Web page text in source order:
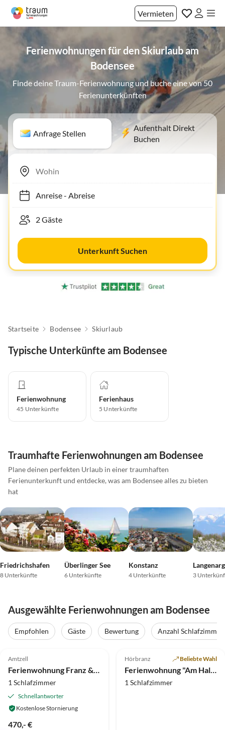
Vermieten
Ferienwohnungen für den Skiurlaub am
Bodensee
Finde deine Traum-Ferienwohnung und buche eine von 50
Ferienunterkünften
Anfrage Stellen
Aufenthalt Direkt
Buchen
Anreise- Abreise
Unterkunft Suchen
Startseite Bodensee Skiurlaub
Typische Unterkünfte am Bodensee
Ferienwohnung
45 Unterkünfte
Ferienhaus
5 Unterkünfte
Traumhafte Ferienwohnungen am Bodensee
Plane deinen perfekten Urlaub in einer traumhaften
Ferienunterkunft und entdecke, was am Bodensee alles zu bieten
hat
Friedrichshafen
8 Unterkünfte
Überlinger See
6 Unterkünfte
Konstanz
4 Unterkünfte 3
Ausgewählte Ferienwohnungen am Bodensee
Empfohlen Gäste Bewertung Anzahl Schlafzimmer
Top-Inserat
Amtzell
Ferienwohnung Franz & Camilla Wagner
1 Schlafzimmer
Schnellantworter
Kostenlose Stornierung
470,- €
Hörbranz Beliebte Wahl
Ferienwohnung "Am Halbenstein"
1 Schlafzimmer